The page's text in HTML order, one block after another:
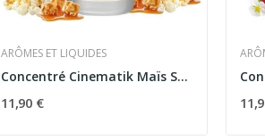
ARÔMES ET LIQUIDES
Concentré Cinematik Maïs Soufflé Caramel 30ml -...
11,90 €